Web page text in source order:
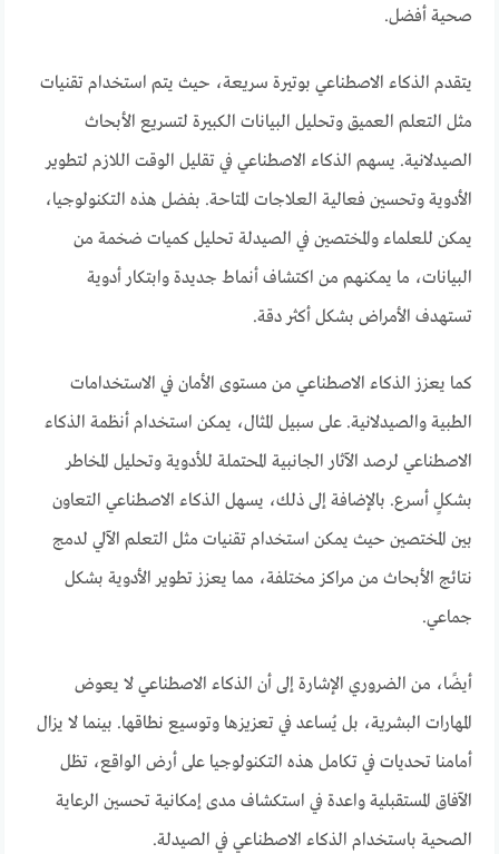
صحية أفضل.
يتقدم الذكاء الاصطناعي بوتيرة سريعة، حيث يتم استخدام تقنيات
مثل التعلم العميق وتحليل البيانات الكبيرة لتسريع الأبحاث
الصيدلانية. يسهم الذكاء الاصطناعي في تقليل الوقت اللازم لتطوير
الأدوية وتحسين فعالية العلاجات المتاحة. بفضل هذه التكنولوجيا،
يمكن للعلماء والمختصين في الصيدلة تحليل كميات ضخمة من
البيانات، ما يمكنهم من اكتشاف أنماط جديدة وابتكار أدوية
تستهدف الأمراض بشكل أكثر دقة.
كما يعزز الذكاء الاصطناعي من مستوى الأمان في الاستخدامات
الطبية والصيدلانية. على سبيل المثال، يمكن استخدام أنظمة الذكاء
الاصطناعي لرصد الآثار الجانبية المحتملة للأدوية وتحليل المخاطر
بشكلٍ أسرع. بالإضافة إلى ذلك، يسهل الذكاء الاصطناعي التعاون
بين المختصين حيث يمكن استخدام تقنيات مثل التعلم الآلي لدمج
نتائج الأبحاث من مراكز مختلفة، مما يعزز تطوير الأدوية بشكل
جماعي.
أيضًا، من الضروري الإشارة إلى أن الذكاء الاصطناعي لا يعوض
المهارات البشرية، بل يُساعد في تعزيزها وتوسيع نطاقها. بينما لا يزال
أمامنا تحديات في تكامل هذه التكنولوجيا على أرض الواقع، تظل
الآفاق المستقبلية واعدة في استكشاف مدى إمكانية تحسين الرعاية
الصحية باستخدام الذكاء الاصطناعي في الصيدلة.